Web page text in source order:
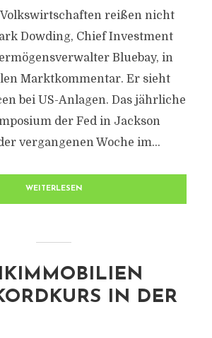
reißen nicht
Dowding, Chief Investment
Bluebay, in
Marktkommentar. Er sieht
bei US-Anlagen. Das jährliche
der Fed in Jackson
vergangenen Woche im...
WEITERLESEN
IN DER